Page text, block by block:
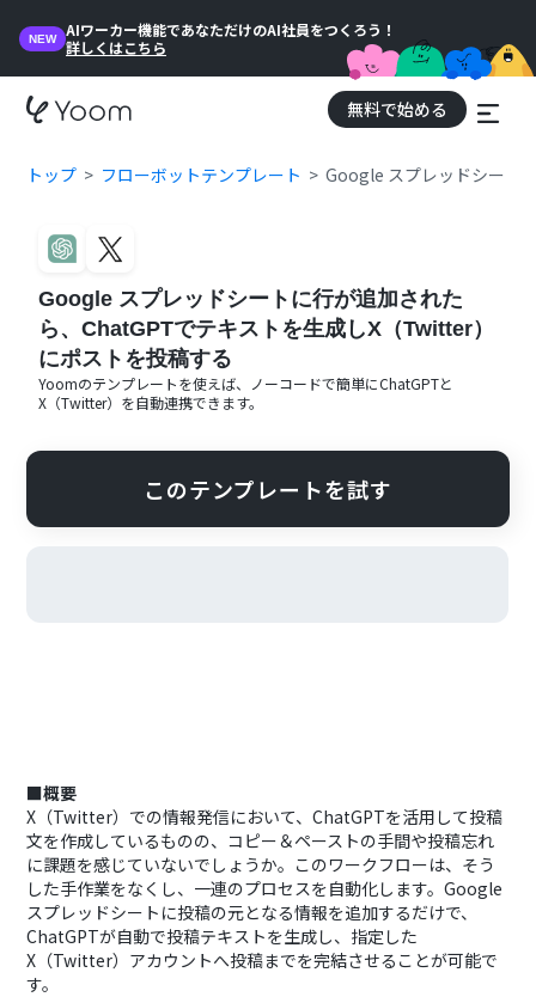
NEW
AIワーカー機能であなただけのAI社員をつくろう！
詳しくはこちら
無料で始める
トップ フローボットテンプレート Google スプレッドシート
Google スプレッドシートに行が追加された
ら、ChatGPTでテキストを生成しX（Twitter）
にポストを投稿する
Yoomのテンプレートを使えば、ノーコードで簡単にChatGPTと
X（Twitter） を自動連携できます。
このテンプレートを試す
■概要
X（Twitter）での情報発信において、ChatGPTを活用して投稿
文を作成しているものの、コピー＆ペーストの手間や投稿忘れ
に課題を感じていないでしょうか。このワークフローは、そう
した手作業をなくし、一連のプロセスを自動化します。Google
スプレッドシートに投稿の元となる情報を追加するだけで、
ChatGPTが自動で投稿テキストを生成し、指定した
X（Twitter）アカウントへ投稿までを完結させることが可能で
す。